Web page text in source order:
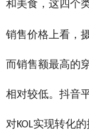
和美食，这四个
销售价格上看，
而销售额最高的
相对较低。抖音
对KOL实现转化的